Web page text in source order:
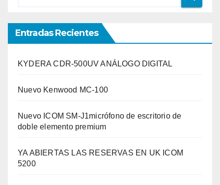
Entradas Recientes
KYDERA CDR-500UV ANÁLOGO DIGITAL
Nuevo Kenwood MC-100
Nuevo ICOM SM-J1micrófono de escritorio de
doble elemento premium
YA ABIERTAS LAS RESERVAS EN UK ICOM
5200